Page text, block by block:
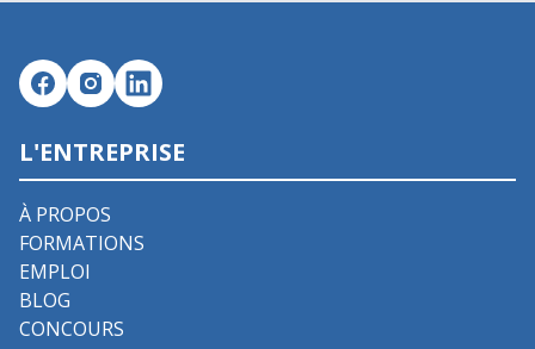
L'ENTREPRISE
À PROPOS
FORMATIONS
EMPLOI
BLOG
CONCOURS